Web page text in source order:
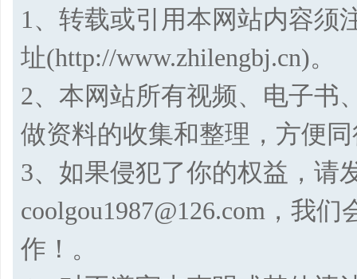
1、转载或引用本网站内容须
址(http://www.zhilengbj.cn)。
2、本网站所有视频、电子书
做资料的收集和整理，方便
3、如果侵犯了你的权益，请
coolgou1987@126.com，我
作！。